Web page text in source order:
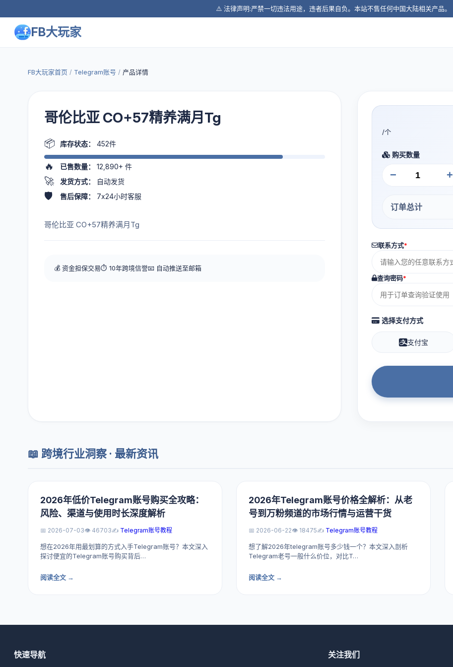
⚠️ 法律声明:严禁一切违法用途，违者后果自负。本站不售任何中国大陆相关产品。
FB大玩家
FB大玩家首页 / Telegram账号 / 产品详情
哥伦比亚 CO+57精养满月Tg
📦 库存状态： 452件
🔥 已售数量： 12,890+ 件
🚀 发货方式： 自动发货
🛡️ 售后保障： 7x24小时客服
哥伦比亚 CO+57精养满月Tg
💰 资金担保交易⏱️ 10年跨境信誉📧 自动推送至邮箱
/个
购买数量
− +
订单总计
联系方式*
查询密码*
选择支付方式
支付宝
📖 跨境行业洞察 · 最新资讯
2026年低价Telegram账号购买全攻略：
风险、渠道与使用时长深度解析
📅 2026-07-03👁️ 46703✍️ Telegram账号教程
想在2026年用最划算的方式入手Telegram账号？本文深入
探讨便宜的Telegram账号购买背后…
阅读全文 →
2026年Telegram账号价格全解析：从老
号到万粉频道的市场行情与运营干货
📅 2026-06-22👁️ 18475✍️ Telegram账号教程
想了解2026年telegram账号多少钱一个？本文深入剖析
Telegram老号一般什么价位，对比T…
阅读全文 →
快速导航 关注我们